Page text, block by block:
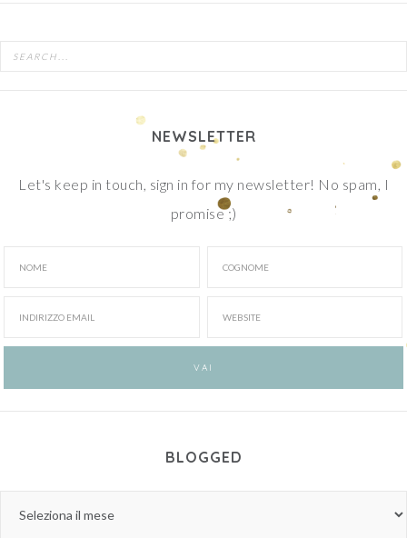
NEWSLETTER
Let's keep in touch, sign in for my newsletter! No spam, I
promise ;)
BLOGGED